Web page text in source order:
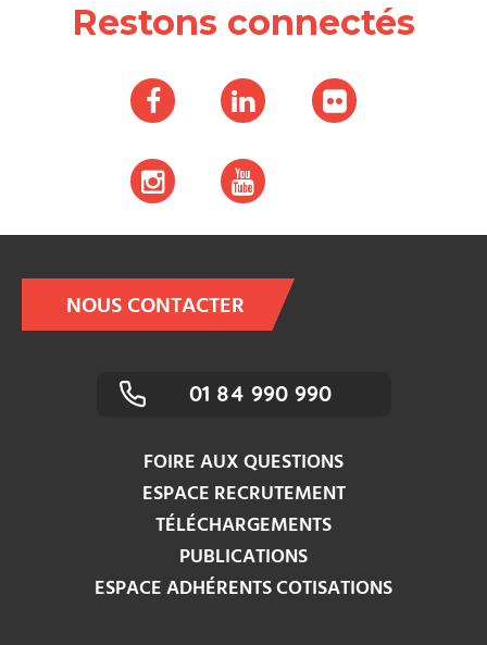
Restons connectés
NOUS CONTACTER
01 84 990 990
FOIRE AUX QUESTIONS
ESPACE RECRUTEMENT
TÉLÉCHARGEMENTS
PUBLICATIONS
ESPACE ADHÉRENTS COTISATIONS